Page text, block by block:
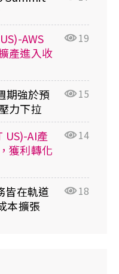
AWS
產進入收
19
期強於預
力下拉
15
AI產
獲利轉化
14
皆在軌道
本擴張
18